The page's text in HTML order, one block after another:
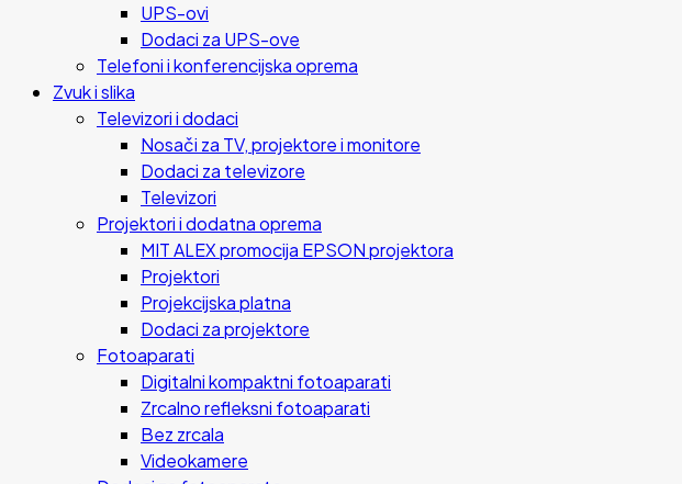
UPS-ovi
Dodaci za UPS-ove
Telefoni i konferencijska oprema
Zvuk i slika
Televizori i dodaci
Nosači za TV, projektore i monitore
Dodaci za televizore
Televizori
Projektori i dodatna oprema
MIT ALEX promocija EPSON projektora
Projektori
Projekcijska platna
Dodaci za projektore
Fotoaparati
Digitalni kompaktni fotoaparati
Zrcalno refleksni fotoaparati
Bez zrcala
Videokamere